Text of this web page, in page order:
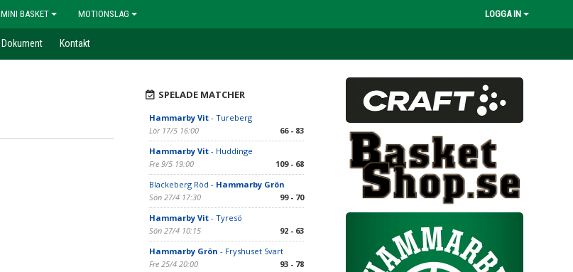
MINI BASKET MOTIONSLAG LOGGA IN
Dokument Kontakt
SPELADE MATCHER
Hammarby Vit- Tureberg
Lör 17/5 16:00
66 - 83
Hammarby Vit- Huddinge
Fre 9/5 19:00
109 - 68
Blackeberg Röd - Hammarby Grön
Sön 27/4 17:30
99 - 70
Hammarby Vit- Tyresö
Sön 27/4 10:15
92 - 63
Hammarby Grön - Fryshuset Svart
Fre 25/4 20:00
93 - 78